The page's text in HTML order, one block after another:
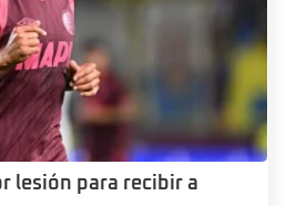
lesión para recibir a